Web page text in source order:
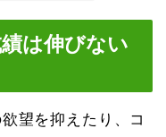
は伸びない
望を抑えたり、コ